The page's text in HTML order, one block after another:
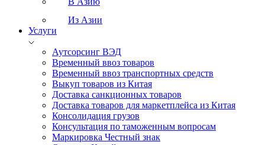
Из Азии
Услуги
Аутсорсинг ВЭД
Временный ввоз товаров
Временный ввоз транспортных средств
Выкуп товаров из Китая
Доставка санкционных товаров
Доставка товаров для маркетплейса из Китая
Консолидация грузов
Консультация по таможенным вопросам
Маркировка Честный знак